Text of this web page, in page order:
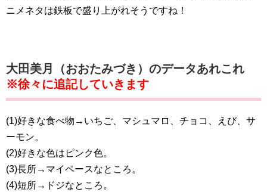
ニメネタは鉄板で盛り上がれそうですね！
大田美月（おおたみづき）のデータあれこれ
※徐々に追記していきます
(1)好きな食べ物→いちご、マシュマロ、チョコ、えび、サ
ーモン。
(2)好きな色はピンク色。
(3)長所→マイペースなところ。
(4)短所→ドジなところ。